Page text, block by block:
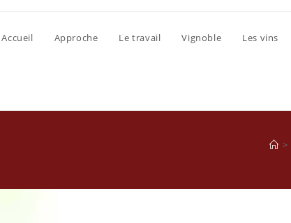
Accueil Approche Le travail Vignoble Les vins
>